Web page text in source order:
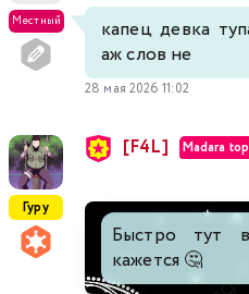
Местный
капец девка
аж слов не
28 мая 2026 11:02
Гуру
[F4L] Madara
Быстро тут
кажется 🤔